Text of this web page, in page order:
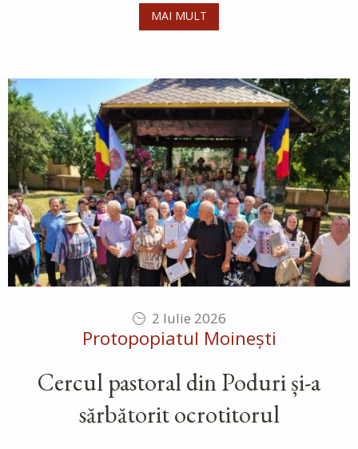
MAI MULT
2 Iulie 2026
Protopopiatul Moinești
Cercul pastoral din Poduri și-a
sărbătorit ocrotitorul